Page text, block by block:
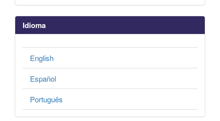
Idioma
English
Español
Português